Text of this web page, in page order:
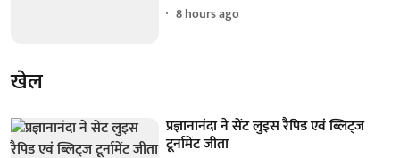
8 hours ago
खेल
प्रज्ञानानंदा ने सेंट लुइस रैपिड एवं ब्लिट्ज
टूर्नामेंट जीता